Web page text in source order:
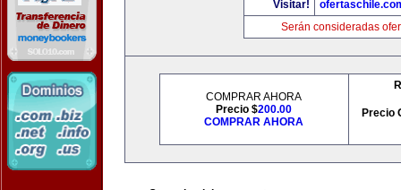
Visitar!
Serán consideradas
COMPRAR AHORA
Precio $200.00
COMPRAR AHORA
Precio